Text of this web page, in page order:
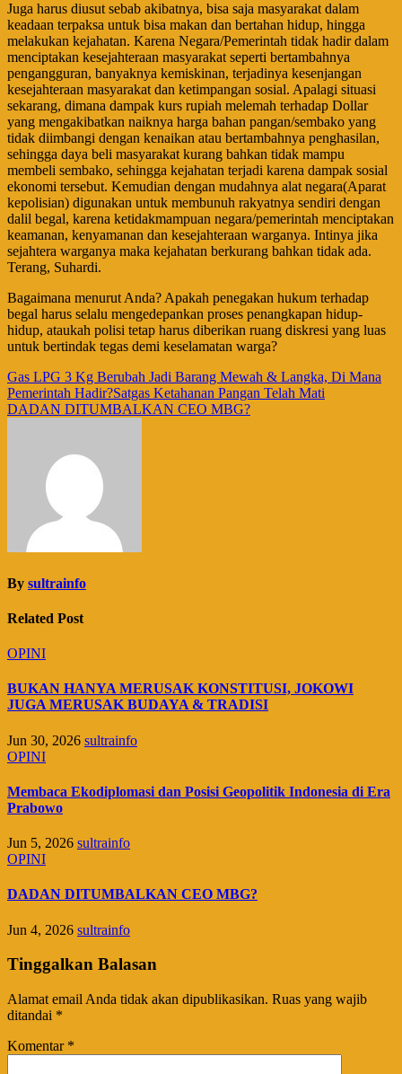
Juga harus diusut sebab akibatnya, bisa saja masyarakat dalam
keadaan terpaksa untuk bisa makan dan bertahan hidup, hingga
melakukan kejahatan. Karena Negara/Pemerintah tidak hadir dalam
menciptakan kesejahteraan masyarakat seperti bertambahnya
pengangguran, banyaknya kemiskinan, terjadinya kesenjangan
kesejahteraan masyarakat dan ketimpangan sosial. Apalagi situasi
sekarang, dimana dampak kurs rupiah melemah terhadap Dollar
yang mengakibatkan naiknya harga bahan pangan/sembako yang
tidak diimbangi dengan kenaikan atau bertambahnya penghasilan,
sehingga daya beli masyarakat kurang bahkan tidak mampu
membeli sembako, sehingga kejahatan terjadi karena dampak sosial
ekonomi tersebut. Kemudian dengan mudahnya alat negara(Aparat
kepolisian) digunakan untuk membunuh rakyatnya sendiri dengan
dalil begal, karena ketidakmampuan negara/pemerintah menciptakan
keamanan, kenyamanan dan kesejahteraan warganya. Intinya jika
sejahtera warganya maka kejahatan berkurang bahkan tidak ada.
Terang, Suhardi.
​Bagaimana menurut Anda? Apakah penegakan hukum terhadap
begal harus selalu mengedepankan proses penangkapan hidup-
hidup, ataukah polisi tetap harus diberikan ruang diskresi yang luas
untuk bertindak tegas demi keselamatan warga?
Navigasi
pos
Gas LPG 3 Kg Berubah Jadi Barang Mewah & Langka, Di Mana
Pemerintah Hadir?Satgas Ketahanan Pangan Telah Mati
DADAN DITUMBALKAN CEO MBG?
By sultrainfo
Related Post
OPINI
BUKAN HANYA MERUSAK KONSTITUSI, JOKOWI
JUGA MERUSAK BUDAYA & TRADISI
Jun 30, 2026 sultrainfo
OPINI
Membaca Ekodiplomasi dan Posisi Geopolitik Indonesia di Era
Prabowo
Jun 5, 2026 sultrainfo
OPINI
DADAN DITUMBALKAN CEO MBG?
Jun 4, 2026 sultrainfo
Tinggalkan Balasan
Alamat email Anda tidak akan dipublikasikan. Ruas yang wajib
ditandai *
Komentar *